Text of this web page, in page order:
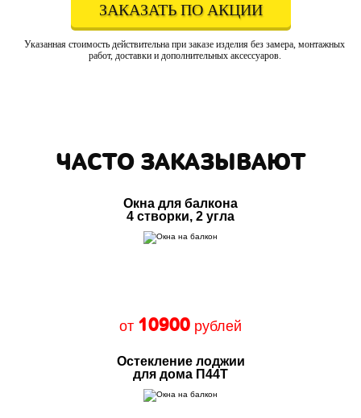
ЗАКАЗАТЬ ПО АКЦИИ
Указанная стоимость действительна при заказе изделия без замера, монтажных
работ, доставки и дополнительных аксессуаров.
ЧАСТО ЗАКАЗЫВАЮТ
Окна для балкона
4 створки, 2 угла
от 10900 рублей
Остекление лоджии
для дома П44Т